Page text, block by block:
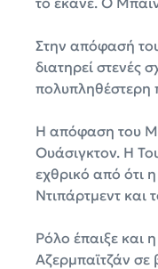
Στην απόφασή
διατηρεί στενές
πολυπληθέστερη
Η απόφαση του
Ουάσιγκτον. Η
εχθρικό από ότι
Ντιπάρτμεντ και
Ρόλο έπαιξε και
Αζερμπαϊτζάν σε